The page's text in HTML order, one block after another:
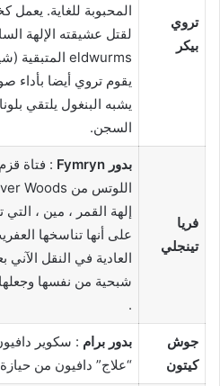
تروي
بيكر
المحبوبة للغاية.
لقتل عشيقته الإلهة
eldwurms المتبقية (شيوخ التنين) .
يقوم تروي أيضا بأداء
يشبه البنغول يلتقي
السجن.
فريا
تينجلي
بدور Fymryn
: فتاة
إلهة القمر ، مين ،
على أنها تناسخها
العادية في النقل
شبحية من نفسها وجعلها
.
جوش
كيتون
بدور برام : سكوير
“علاج” دافيون من